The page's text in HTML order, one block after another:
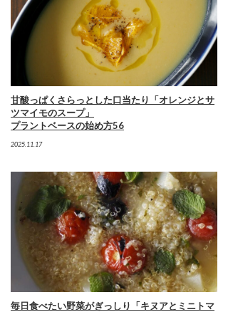
甘酸っぱくさらっとした口当たり「オレンジとサ
ツマイモのスープ」
プラントベースの始め方56
2025.11.17
毎日食べたい野菜がぎっしり「キヌアとミニトマ